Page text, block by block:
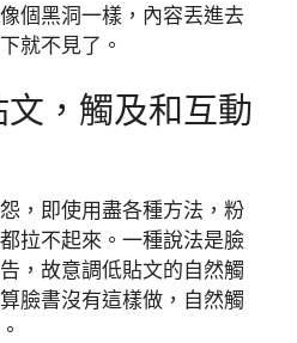
個黑洞一樣，內容丟進去
就不見了。
，觸及和互動
，即使用盡各種方法，粉
拉不起來。一種說法是臉
，故意調低貼文的自然觸
臉書沒有這樣做，自然觸